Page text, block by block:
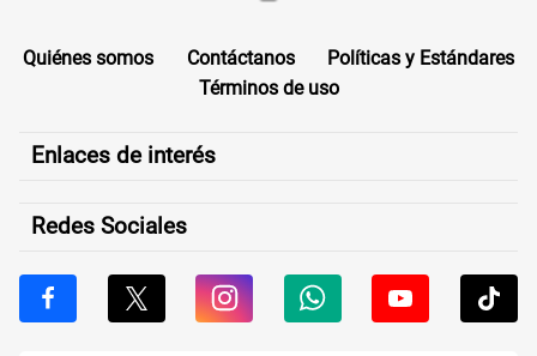
Quiénes somos Contáctanos
Políticas y Estándares
Términos de uso
Enlaces de interés
Redes Sociales